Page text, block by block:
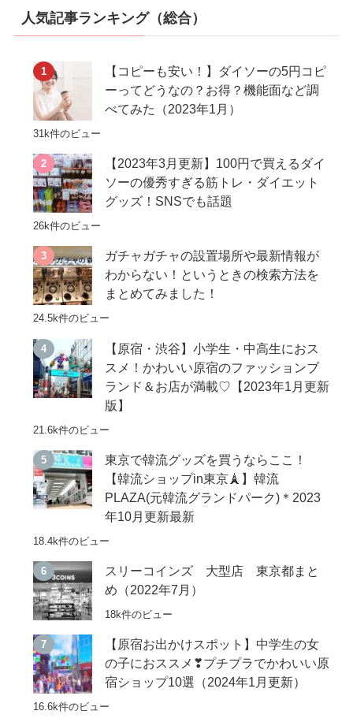
人気記事ランキング（総合）
【コピーも安い！】ダイソーの5円コピ
ーってどうなの？お得？機能面など調
べてみた（2023年1月）
31k件のビュー
【2023年3月更新】100円で買えるダイ
ソーの優秀すぎる筋トレ・ダイエット
グッズ！SNSでも話題
26k件のビュー
ガチャガチャの設置場所や最新情報が
わからない！というときの検索方法を
まとめてみました！
24.5k件のビュー
【原宿・渋谷】小学生・中高生におス
スメ！かわいい原宿のファッションブ
ランド＆お店が満載♡【2023年1月更新
版】
21.6k件のビュー
東京で韓流グッズを買うならここ！
【韓流ショップin東京🗼】韓流
PLAZA(元韓流グランドパーク)＊2023
年10月更新最新
18.4k件のビュー
スリーコインズ 大型店 東京都まと
め（2022年7月）
18k件のビュー
【原宿お出かけスポット】中学生の女
の子におススメ❣プチプラでかわいい原
宿ショップ10選（2024年1月更新）
16.6k件のビュー